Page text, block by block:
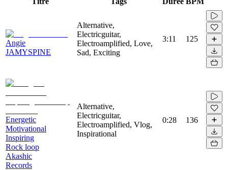
Angie
JAMYSPINE
Alternative,
Electricguitar,
Electroamplified, Love,
Sad, Exciting
3:11 125
Energetic
Motivational
Inspiring
Rock loop
Akashic
Records
Alternative,
Electricguitar,
Electroamplified, Vlog,
Inspirational
0:28 136